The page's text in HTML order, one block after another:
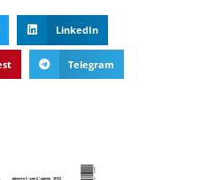
LinkedIn
Telegram